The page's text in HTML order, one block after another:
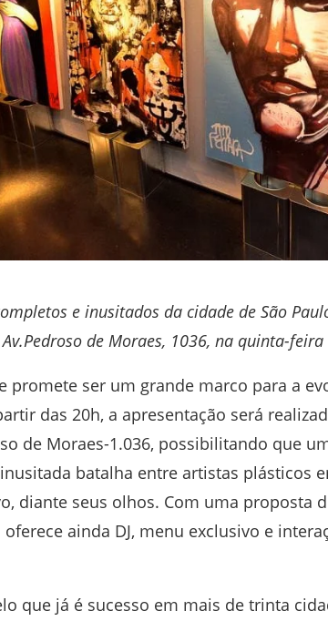
e inusitados da cidade de São
de Moraes, 1036, na quinta-
promete ser um grande marco para a
das 20h, a apresentação será
de Moraes-1.036, possibilitando que
batalha entre artistas plásticos
diante seus olhos. Com uma proposta
ainda DJ, menu exclusivo e
que já é sucesso em mais de trinta